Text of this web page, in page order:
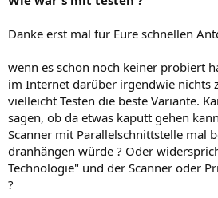
Danke erst mal für Eure schnellen
wenn es schon noch keiner probiert
im Internet darüber irgendwie nichts
vielleicht Testen die beste Variante.
sagen, ob da etwas kaputt gehen
Scanner mit Parallelschnittstelle mal
dranhängen würde ? Oder
Technologie" und der Scanner oder
?